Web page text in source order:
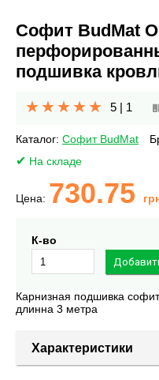
Софит BudMat
подшивка
5 | 1
Каталог: Софит BudMat
На складе
Цена: 730.75
К-во
Карнизная подшивка
длинна 3 метра
Характеристики